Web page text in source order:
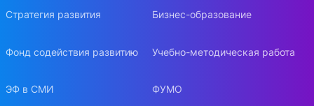
Стратегия развития
Фонд содействия развитию
ЭФ в СМИ
Бизнес-образование
Учебно-методическая работа
ФУМО